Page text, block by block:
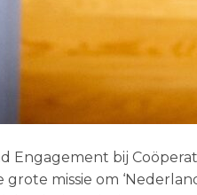
Engagement bij
missie om